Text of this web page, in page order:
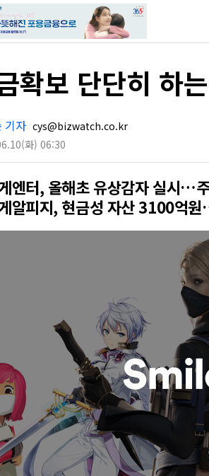
확보 단단히 하
기자 cys@bizwatch.co.kr
(화) 06:30
엔터, 올해초 유상감자 실시…
알피지, 현금성 자산 3100억